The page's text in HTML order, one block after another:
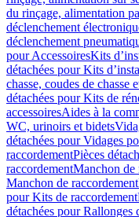
du rinçage, alimentation
déclenchement
déclenchement
pour AccessoiresKits
détachées pour Kits
chasse, coudes de chasse
détachées pour Kits de
accessoiresAides à la
WC, urinoirs et bidets
détachées pour Vidages
raccordementPièces
raccordementManchon de
Manchon de raccordement
pour Kits de raccordement
détachées pour Rallonges